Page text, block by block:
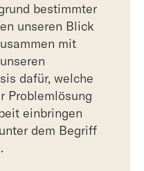
bestimmter
unseren Blick
mit
dafür, welche
Problemlösung
einbringen
dem Begriff